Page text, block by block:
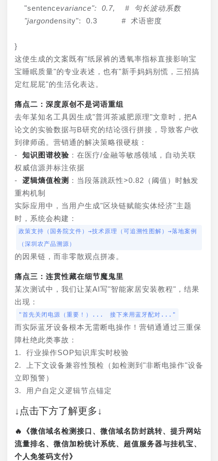
  "sentence
variance": 0.7,  # 句长波动系数
  "jargon
density": 0.3     # 术语密度
}
这使生成的文案既有"纸尿裤的透氧率指标直接影响宝
宝睡眠质量"的专业表述，也有"新手妈妈别慌，三招搞
定红屁屁"的生活化表达。
痛点二：深度原创不是词语重组
去年某知名工具因生成"普洱茶减肥原理"文章时，把A
论文的实验数据与B研究的结论强行拼接，导致客户收
到律师函。营销通的解决策略很硬核：
- 知识图谱校验 ：在医疗/金融等敏感领域，自动关联
权威信源并标注依据
- 逻辑熵值检测 ：当段落跳跃性>0.82（阈值）时触发
重构机制
实际应用中，当用户生成"区块链赋能实体经济"主题
时，系统会构建：
政策支持（国务院文件）→技术原理（可追溯性图解）→落地案例
（深圳农产品溯源）
的因果链，而非零散观点拼凑。
痛点三：连贯性藏在细节魔鬼里
某次测试中，我们让某AI写"智能家居安装教程"，结果
出现：
"首先关闭电源（重要！）... 接下来用蓝牙配对..."
而实际蓝牙设备根本无需断电操作！营销通通过三重保
障杜绝此类事故：
1. 行业操作SOP知识库实时校验
2. 上下文设备兼容性预检（如检测到"非断电操作"设备
立即预警）
3. 用户自定义逻辑节点锚定
↓点击下方了解更多↓
🔥《微信域名检测接口、微信域名防封跳转、提升网站
流量排名、微信加粉统计系统、超值服务器与挂机宝、
个人免签码支付》